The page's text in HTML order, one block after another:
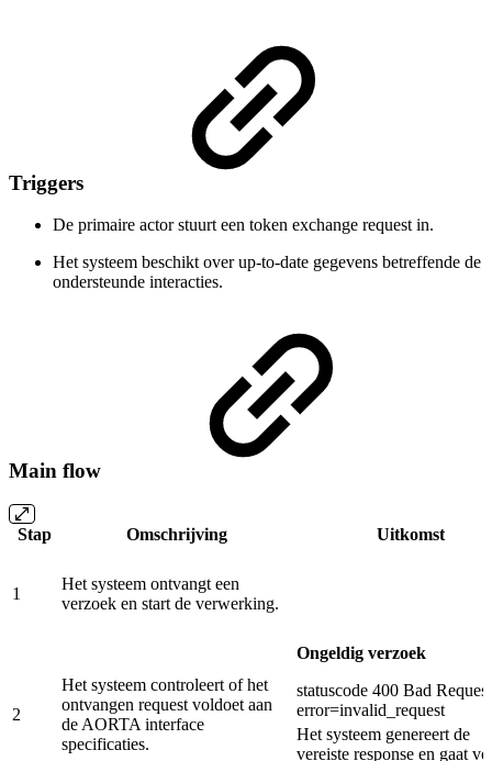
Triggers
De primaire actor stuurt een token exchange request in.
Het systeem beschikt over up-to-date gegevens betreffende de
ondersteunde interacties.
Main flow
Stap Omschrijving Uitkomst
1
Het systeem ontvangt een
verzoek en start de verwerking.
2
Het systeem controleert of het
ontvangen request voldoet aan
de AORTA interface
specificaties.
Ongeldig verzoek
statuscode 400 Bad
error=invalid_request
Het systeem genereert de
vereiste response en gaat